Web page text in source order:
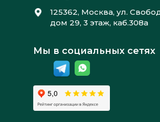
125362, Москва, ул.
дом 29, 3 этаж, каб.308а
Мы в социальных сетях